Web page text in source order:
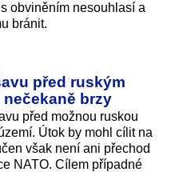
obviněním nesouhlasí a
bránit.
před ruským
brzy
před možnou ruskou
Útok by mohl cílit na
však není ani přechod
NATO. Cílem případné